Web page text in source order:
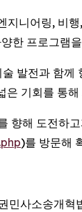
지니어링, 비
한 프로그램
발전과 함
기회를 통
향해 도전하
)를 방문해
민사소송개